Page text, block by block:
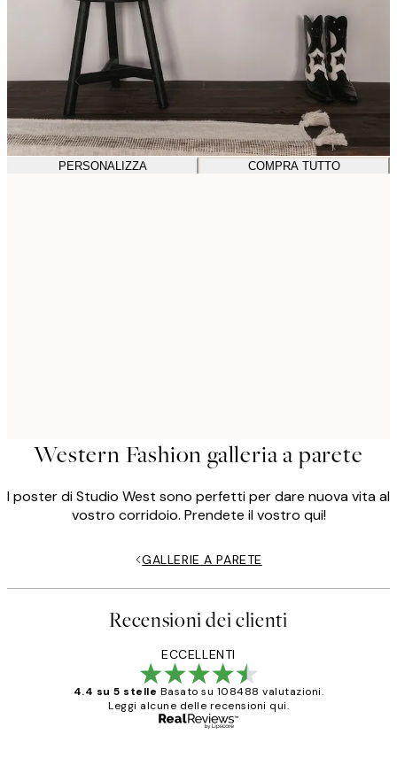
PERSONALIZZA COMPRA TUTTO
Western Fashion galleria a parete
I poster di Studio West sono perfetti per dare nuova vita al
vostro corridoio. Prendete il vostro qui!
GALLERIE A PARETE
Recensioni dei clienti
ECCELLENTI
4.4 su 5 stelle Basato su 108488 valutazioni.
Leggi alcune delle recensioni qui.